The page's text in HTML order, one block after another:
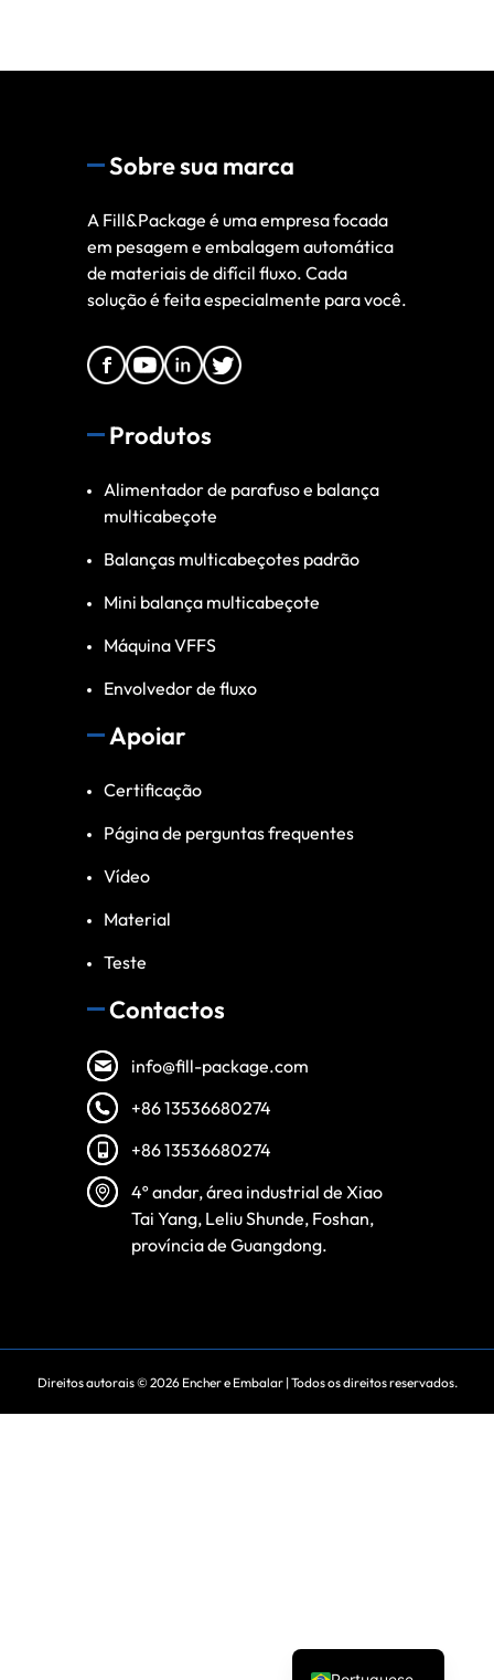
Sobre sua marca
A Fill&Package é uma empresa focada
em pesagem e embalagem automática
de materiais de difícil fluxo. Cada
solução é feita especialmente para você.
Produtos
Alimentador de parafuso e balança
multicabeçote
Balanças multicabeçotes padrão
Mini balança multicabeçote
Máquina VFFS
Envolvedor de fluxo
Apoiar
Certificação
Página de perguntas frequentes
Vídeo
Material
Teste
Contactos
info@fill-package.com
+86 13536680274
+86 13536680274
4º andar, área industrial de Xiao
Tai Yang, Leliu Shunde, Foshan,
província de Guangdong.
Direitos autorais © 2026 Encher e Embalar| Todos os direitos reservados.